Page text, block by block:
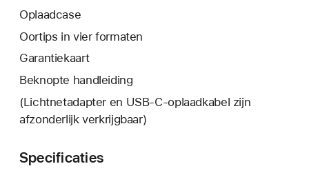
Oplaadcase
Oortips in vier formaten
Garantiekaart
Beknopte handleiding
(Lichtnetadapter en USB‑C-oplaadkabel zijn
afzonderlijk verkrijgbaar)
Specificaties